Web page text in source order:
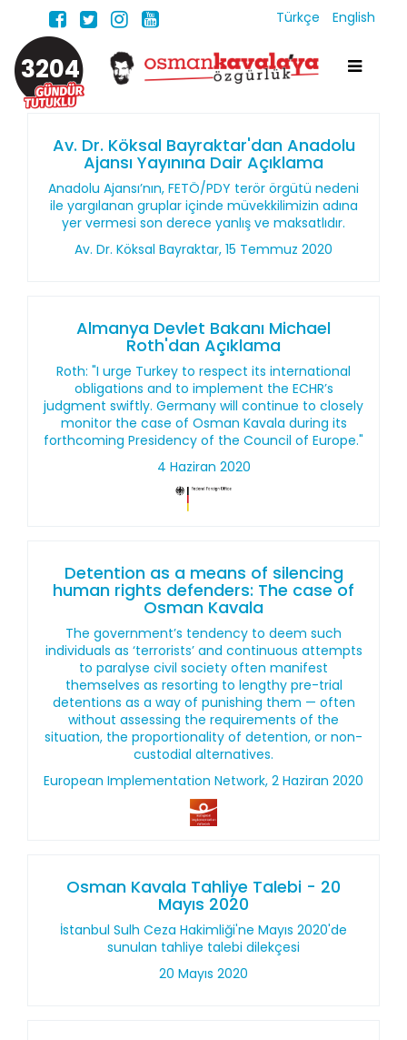
Türkçe English
3204
Av. Dr. Köksal Bayraktar'dan Anadolu
Ajansı Yayınına Dair Açıklama
Anadolu Ajansı’nın, FETÖ/PDY terör örgütü nedeni
ile yargılanan gruplar içinde müvekkilimizin adına
yer vermesi son derece yanlış ve maksatlıdır.
Av. Dr. Köksal Bayraktar, 15 Temmuz 2020
Almanya Devlet Bakanı Michael
Roth'dan Açıklama
Roth: "I urge Turkey to respect its international
obligations and to implement the ECHR’s
judgment swiftly. Germany will continue to closely
monitor the case of Osman Kavala during its
forthcoming Presidency of the Council of Europe."
4 Haziran 2020
Detention as a means of silencing
human rights defenders: The case of
Osman Kavala
The government’s tendency to deem such
individuals as ‘terrorists’ and continuous attempts
to paralyse civil society often manifest
themselves as resorting to lengthy pre-trial
detentions as a way of punishing them — often
without assessing the requirements of the
situation, the proportionality of detention, or non-
custodial alternatives.
European Implementation Network, 2 Haziran 2020
Osman Kavala Tahliye Talebi - 20
Mayıs 2020
İstanbul Sulh Ceza Hakimliği'ne Mayıs 2020'de
sunulan tahliye talebi dilekçesi
20 Mayıs 2020